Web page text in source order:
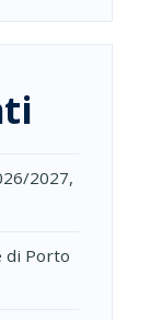
2027,
di Porto